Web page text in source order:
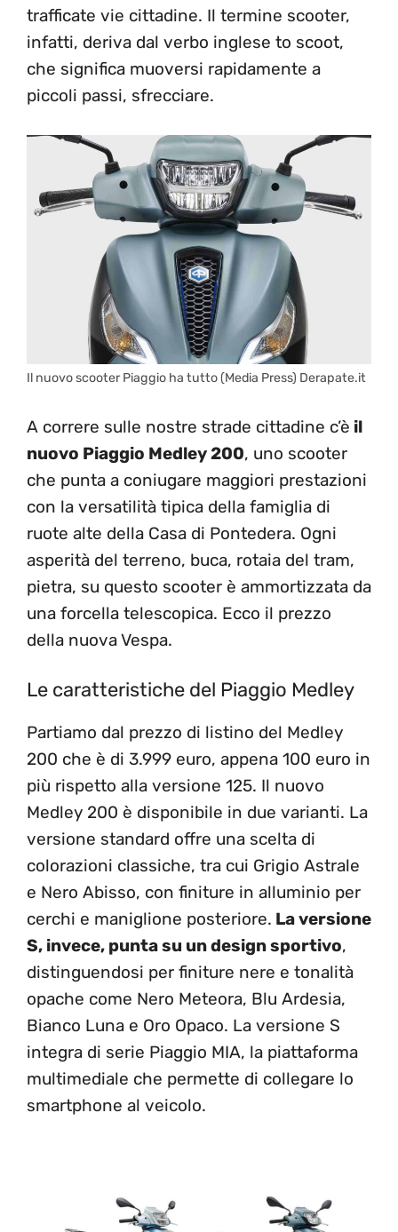
trafficate vie cittadine. Il termine scooter,
infatti, deriva dal verbo inglese to scoot,
che significa muoversi rapidamente a
piccoli passi, sfrecciare.
Il nuovo scooter Piaggio ha tutto (Media Press) Derapate.it
A correre sulle nostre strade cittadine c’è il
nuovo Piaggio Medley 200, uno scooter
che punta a coniugare maggiori prestazioni
con la versatilità tipica della famiglia di
ruote alte della Casa di Pontedera. Ogni
asperità del terreno, buca, rotaia del tram,
pietra, su questo scooter è ammortizzata da
una forcella telescopica. Ecco il prezzo
della nuova Vespa.
Le caratteristiche del Piaggio Medley
Partiamo dal prezzo di listino del Medley
200 che è di 3.999 euro, appena 100 euro in
più rispetto alla versione 125. Il nuovo
Medley 200 è disponibile in due varianti. La
versione standard offre una scelta di
colorazioni classiche, tra cui Grigio Astrale
e Nero Abisso, con finiture in alluminio per
cerchi e maniglione posteriore. La versione
S, invece, punta su un design sportivo,
distinguendosi per finiture nere e tonalità
opache come Nero Meteora, Blu Ardesia,
Bianco Luna e Oro Opaco. La versione S
integra di serie Piaggio MIA, la piattaforma
multimediale che permette di collegare lo
smartphone al veicolo.